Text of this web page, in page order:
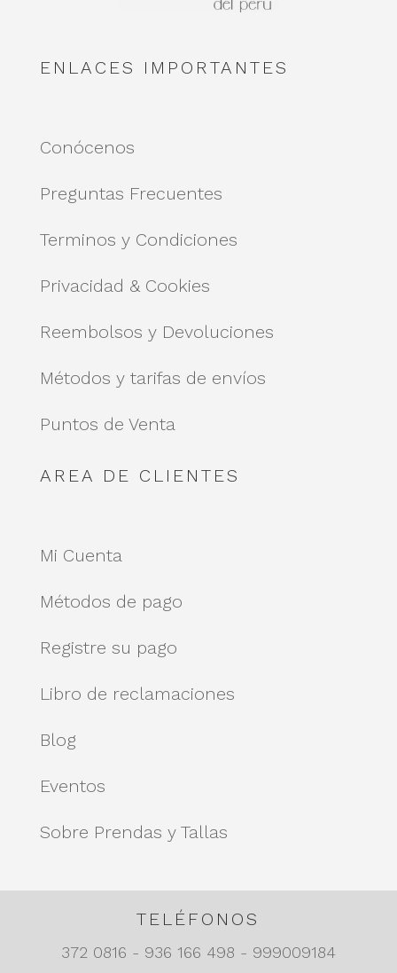
ENLACES IMPORTANTES
Conócenos
Preguntas Frecuentes
Terminos y Condiciones
Privacidad & Cookies
Reembolsos y Devoluciones
Métodos y tarifas de envíos
Puntos de Venta
AREA DE CLIENTES
Mi Cuenta
Métodos de pago
Registre su pago
Libro de reclamaciones
Blog
Eventos
Sobre Prendas y Tallas
TELÉFONOS
372 0816 - 936 166 498 - 999009184